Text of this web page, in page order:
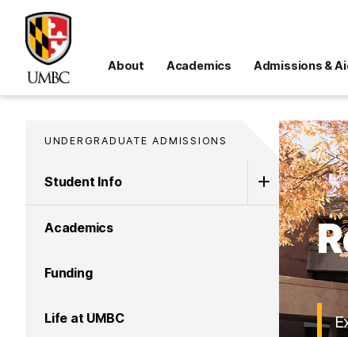
About Academics Admissions &
UNDERGRADUATE ADMISSIONS
Student Info
Academics
Funding
Life at UMBC